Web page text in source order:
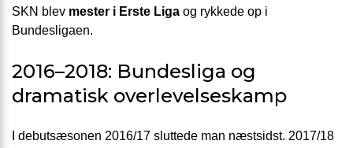
SKN blev mester i Erste Liga og rykkede op i
Bundesligaen.
2016–2018: Bundesliga og
dramatisk overlevelseskamp
I debutsæsonen 2016/17 sluttede man næstsidst. 2017/18